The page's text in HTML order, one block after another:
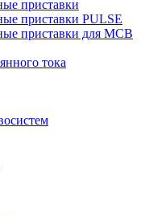
приставки
приставки PULSE
приставки для MCB
тока